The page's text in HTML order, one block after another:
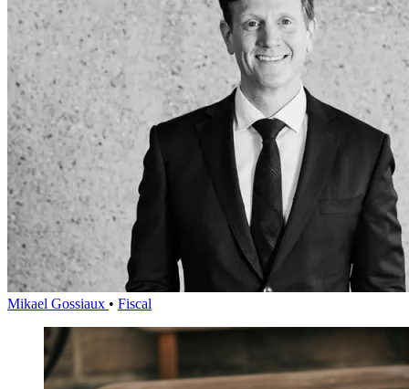
Mikael Gossiaux • Fiscal